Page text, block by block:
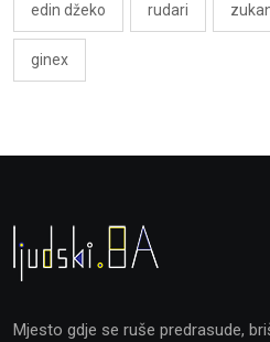
edin džeko rudari
ginex
Mjesto gdje se ruše predrasude,